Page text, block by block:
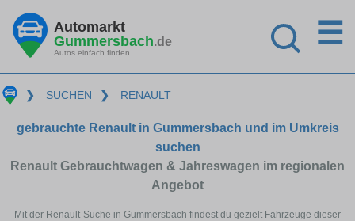
Automarkt
Gummersbach.de
Autos einfach finden
☰
❯ SUCHEN ❯ RENAULT
gebrauchte Renault in Gummersbach und im Umkreis
suchen
Renault Gebrauchtwagen & Jahreswagen im regionalen
Angebot
Mit der Renault-Suche in Gummersbach findest du gezielt Fahrzeuge dieser